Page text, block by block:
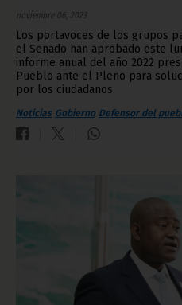
noviembre 06, 2023
Los portavoces de los grupos
el Senado han aprobado este
informe anual del año 2022
Pueblo ante el Pleno para
por los ciudadanos.
Noticias Gobierno Defensor del